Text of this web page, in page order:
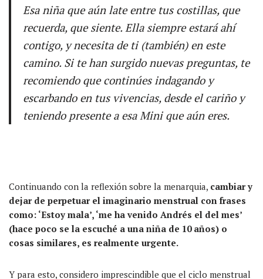
Esa niña que aún late entre tus costillas, que
recuerda, que siente. Ella siempre estará ahí
contigo, y necesita de ti (también) en este
camino. Si te han surgido nuevas preguntas, te
recomiendo que continúes indagando y
escarbando en tus vivencias, desde el cariño y
teniendo presente a esa Mini que aún eres.
Continuando con la reflexión sobre la menarquia, cambiar y
dejar de perpetuar el imaginario menstrual con frases
como: ‘Estoy mala’, ‘me ha venido Andrés el del mes’
(hace poco se la escuché a una niña de 10 años) o
cosas similares, es realmente urgente.
Y para esto, considero imprescindible que el ciclo menstrual